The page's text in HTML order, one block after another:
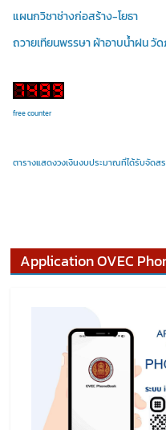
แผนกวิชาช่างก่อสร้าง-โยธา
ถวายเทียนพรรษา ผ้าอาบน้ำฝน วั
free counter
ตารางแสดงวงเงินงบประมาณที่ได้รับจัดส
Application OVEC